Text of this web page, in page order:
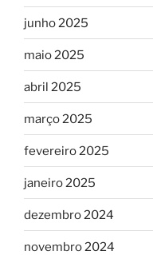
junho 2025
maio 2025
abril 2025
março 2025
fevereiro 2025
janeiro 2025
dezembro 2024
novembro 2024